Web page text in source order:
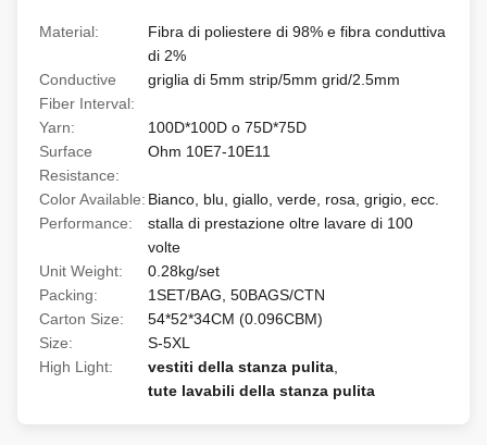
Material:
Fibra di poliestere di 98% e fibra conduttiva
di 2%
Conductive
Fiber Interval:
griglia di 5mm strip/5mm grid/2.5mm
Yarn:
100D*100D o 75D*75D
Surface
Resistance:
Ohm 10E7-10E11
Color Available: Bianco, blu, giallo, verde, rosa, grigio, ecc.
Performance:
stalla di prestazione oltre lavare di 100
volte
Unit Weight:
0.28kg/set
Packing:
1SET/BAG, 50BAGS/CTN
Carton Size:
54*52*34CM (0.096CBM)
Size:
S-5XL
High Light:
vestiti della stanza pulita
tute lavabili della stanza pulita